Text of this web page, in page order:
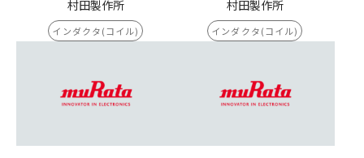
村田製作所
インダクタ(コイル)
村田製作所
インダクタ(コイル)